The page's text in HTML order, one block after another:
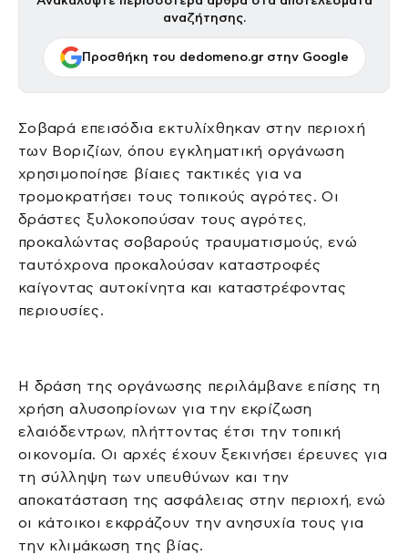
αναζήτησης.
Προσθήκη του dedomeno.gr στην Google
Σοβαρά επεισόδια εκτυλίχθηκαν στην περιοχή
των Βοριζίων, όπου εγκληματική οργάνωση
χρησιμοποίησε βίαιες τακτικές για να
τρομοκρατήσει τους τοπικούς αγρότες. Οι
δράστες ξυλοκοπούσαν τους αγρότες,
προκαλώντας σοβαρούς τραυματισμούς, ενώ
ταυτόχρονα προκαλούσαν καταστροφές
καίγοντας αυτοκίνητα και καταστρέφοντας
περιουσίες.
Η δράση της οργάνωσης περιλάμβανε επίσης τη
χρήση αλυσοπρίονων για την εκρίζωση
ελαιόδεντρων, πλήττοντας έτσι την τοπική
οικονομία. Οι αρχές έχουν ξεκινήσει έρευνες για
τη σύλληψη των υπευθύνων και την
αποκατάσταση της ασφάλειας στην περιοχή, ενώ
οι κάτοικοι εκφράζουν την ανησυχία τους για
την κλιμάκωση της βίας.